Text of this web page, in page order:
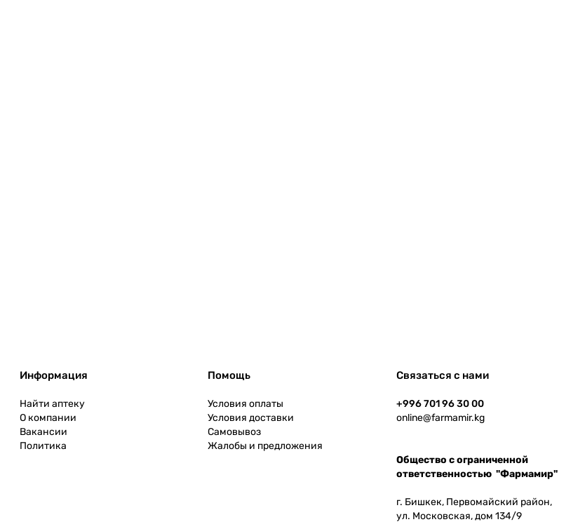
Информация
Найти аптеку
О компании
Вакансии
Политика
Помощь
Условия оплаты
Условия доставки
Самовывоз
Жалобы и предложения
Связаться с нами
+996 701 96 30 00
online@farmamir.kg
Общество с ограниченной
ответственностью "Фармамир"
г. Бишкек, Первомайский район,
ул. Московская, дом 134/9